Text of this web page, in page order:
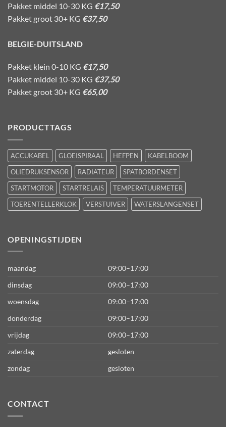
Pakket middel 10-30 KG €17,50
Pakket groot 30+ KG €37,50
BELGIE-DUITSLAND
Pakket klein 0-10 KG €17,50
Pakket middel 10-30 KG €37,50
Pakket groot 30+ KG €65,00
PRODUCTTAGS
ACCUKABEL GLOEISPIRAAL HEFPEN
KABELBOOM
OLIEDRUKSENSOR
RADIATEUR
SPATBORDENSET
STARTMOTOR
STARTRELAIS
TEMPERATUURMETER
TOERENTELLERKLOK
VERSTUIVER WATERSLANGENSET
OPENINGSTIJDEN
maandag
09:00–17:00
dinsdag
09:00–17:00
woensdag
09:00–17:00
donderdag
09:00–17:00
vrijdag
09:00–17:00
zaterdag
gesloten
zondag
gesloten
CONTACT